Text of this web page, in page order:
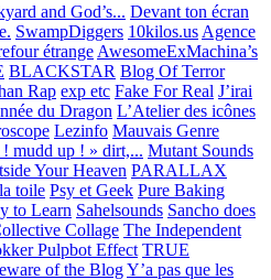
and God’s... Devant ton écran
SwampDiggers 10kilos.us Agence
étrange AwesomeExMachina’s
BLACKSTAR Blog Of Terror
Rap exp etc Fake For Real J’irai
du Dragon L’Atelier des icônes
Lezinfo Mauvais Genre
mudd up ! » dirt,... Mutant Sounds
Your Heaven PARALLAX
toile Psy et Geek Pure Baking
to Learn Sahelsounds Sancho does
Collage The Independent
Pulpbot Effect TRUE
of the BlogY’a pas que les